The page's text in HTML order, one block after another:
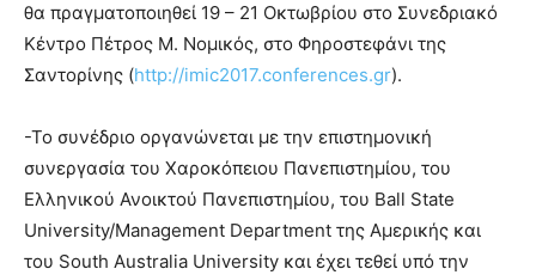
θα πραγματοποιηθεί 19 – 21 Οκτωβρίου στο Συνεδριακό
Κέντρο Πέτρος Μ. Νομικός, στο Φηροστεφάνι της
Σαντορίνης (http://imic2017.conferences.gr).
-Το συνέδριο οργανώνεται με την επιστημονική
συνεργασία του Χαροκόπειου Πανεπιστημίου, του
Ελληνικού Ανοικτού Πανεπιστημίου, του Ball State
University/Management Department της Αμερικής και
του South Australia University και έχει τεθεί υπό την